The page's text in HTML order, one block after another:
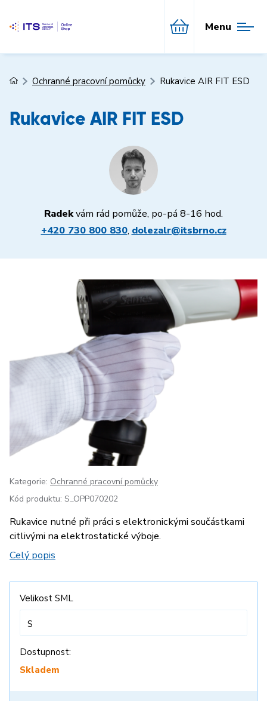
Menu
Ochranné pracovní pomůcky Rukavice AIR FIT ESD
Rukavice AIR FIT ESD
Radekvám rád pomůže, po-pá 8-16 hod.
+420 730 800 830, dolezalr@itsbrno.cz
Kategorie: Ochranné pracovní pomůcky
Kód produktu: S_OPP070202
Rukavice nutné při práci s elektronickými součástkami
citlivými na elektrostatické výboje.
Celý popis
Velikost SML
S
Dostupnost:
Skladem